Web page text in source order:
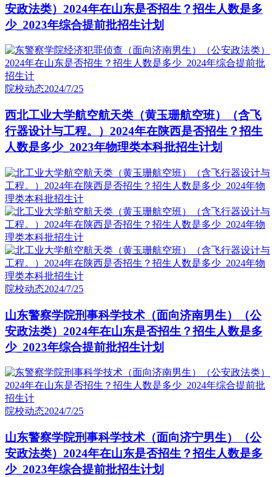
安政法类）2024年在山东是否招生？招生人数是多
少_2023年综合提前批招生计划
院校动态2024/7/25
西北工业大学航空航天类（黄玉珊航空班）（含飞
行器设计与工程。）2024年在陕西是否招生？招生
人数是多少_2023年物理类本科批招生计划
院校动态2024/7/25
山东警察学院刑事科学技术（面向济南男生）（公
安政法类）2024年在山东是否招生？招生人数是多
少_2023年综合提前批招生计划
院校动态2024/7/25
山东警察学院刑事科学技术（面向济宁男生）（公
安政法类）2024年在山东是否招生？招生人数是多
少_2023年综合提前批招生计划